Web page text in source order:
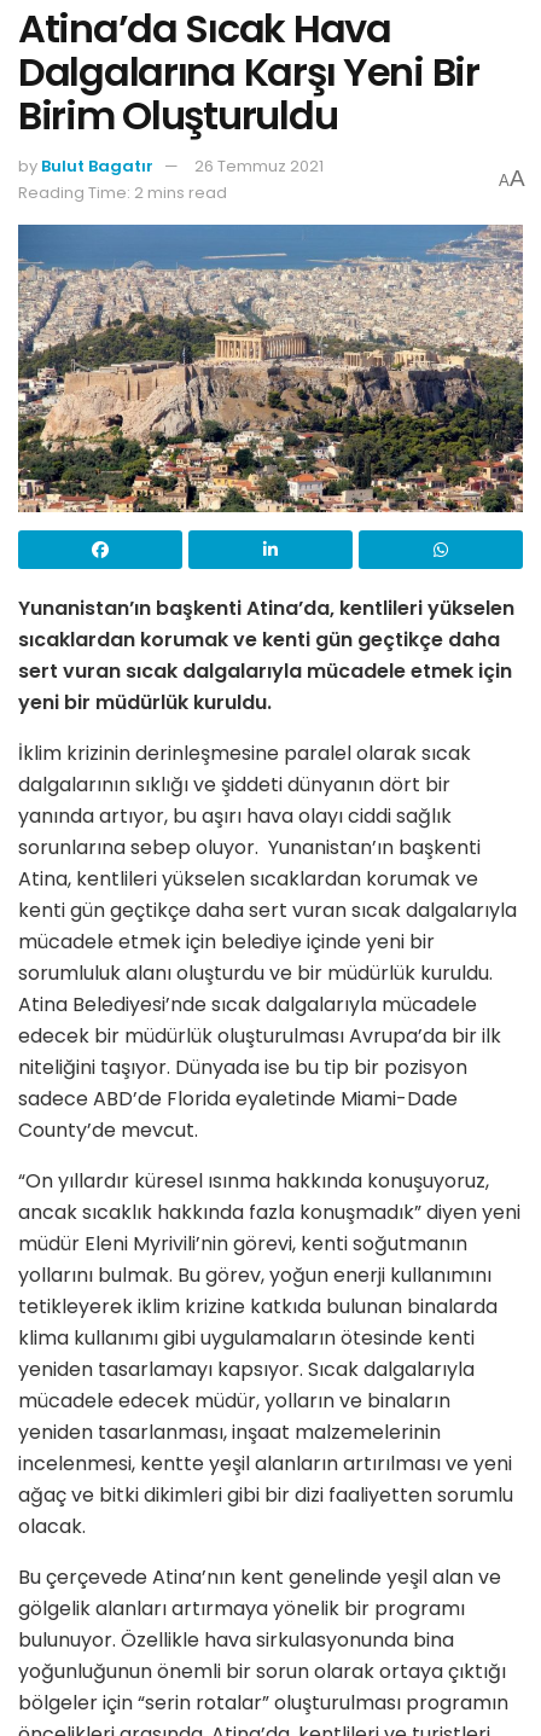
Atina’da Sıcak Hava
Dalgalarına Karşı Yeni Bir
Birim Oluşturuldu
by Bulut Bagatır
26 Temmuz 2021
Reading Time: 2 mins read
AA
Yunanistan’ın başkenti Atina’da, kentlileri yükselen
sıcaklardan korumak ve kenti gün geçtikçe daha
sert vuran sıcak dalgalarıyla mücadele etmek için
yeni bir müdürlük kuruldu.
İklim krizinin derinleşmesine paralel olarak sıcak
dalgalarının sıklığı ve şiddeti dünyanın dört bir
yanında artıyor, bu aşırı hava olayı ciddi sağlık
sorunlarına sebep oluyor. Yunanistan’ın başkenti
Atina, kentlileri yükselen sıcaklardan korumak ve
kenti gün geçtikçe daha sert vuran sıcak dalgalarıyla
mücadele etmek için belediye içinde yeni bir
sorumluluk alanı oluşturdu ve bir müdürlük kuruldu.
Atina Belediyesi’nde sıcak dalgalarıyla mücadele
edecek bir müdürlük oluşturulması Avrupa’da bir ilk
niteliğini taşıyor. Dünyada ise bu tip bir pozisyon
sadece ABD’de Florida eyaletinde Miami-Dade
County’de mevcut.
“On yıllardır küresel ısınma hakkında konuşuyoruz,
ancak sıcaklık hakkında fazla konuşmadık” diyen yeni
müdür Eleni Myrivili’nin görevi, kenti soğutmanın
yollarını bulmak. Bu görev, yoğun enerji kullanımını
tetikleyerek iklim krizine katkıda bulunan binalarda
klima kullanımı gibi uygulamaların ötesinde kenti
yeniden tasarlamayı kapsıyor. Sıcak dalgalarıyla
mücadele edecek müdür, yolların ve binaların
yeniden tasarlanması, inşaat malzemelerinin
incelenmesi, kentte yeşil alanların artırılması ve yeni
ağaç ve bitki dikimleri gibi bir dizi faaliyetten sorumlu
olacak.
Bu çerçevede Atina’nın kent genelinde yeşil alan ve
gölgelik alanları artırmaya yönelik bir programı
bulunuyor. Özellikle hava sirkulasyonunda bina
yoğunluğunun önemli bir sorun olarak ortaya çıktığı
bölgeler için “serin rotalar” oluşturulması programın